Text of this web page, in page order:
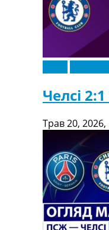
Челсі
Трав 20, 2026,